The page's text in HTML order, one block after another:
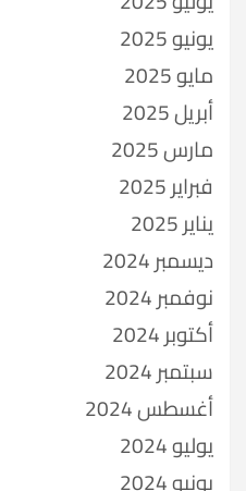
يونيو 2025
مايو 2025
أبريل 2025
مارس 2025
فبراير 2025
يناير 2025
ديسمبر 2024
نوفمبر 2024
أكتوبر 2024
سبتمبر 2024
أغسطس 2024
يوليو 2024
يونيو 2024